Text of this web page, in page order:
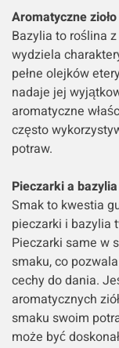
Aromatyczne zioło
Bazylia to roślina
wydziela
pełne olejków
nadaje jej
aromatyczne
często
potraw.
Pieczarki a
Smak to kwestia
pieczarki i bazylia
Pieczarki same w
smaku, co
cechy do dania.
aromatycznych
smaku swoim
może być